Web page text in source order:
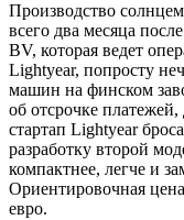
Производство
всего два месяца
BV, которая ведет
Lightyear, попросту
машин на финском
об отсрочке платежей,
стартап Lightyear
разработку второй
компактнее, легче и
Ориентировочная
евро.